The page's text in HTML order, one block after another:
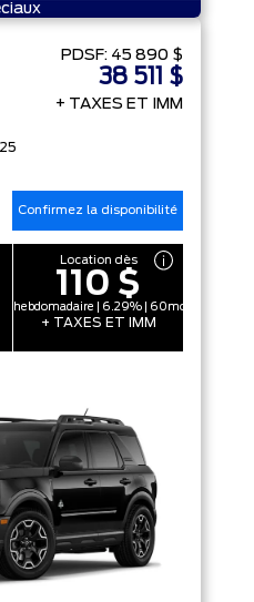
PDSF: 45 890 $
38 511 $
+ TAXES ET IMM
Confirmez la disponibilité
Location dès
110 $
hebdomadaire | 6.29% | 60mo
+ TAXES ET IMM